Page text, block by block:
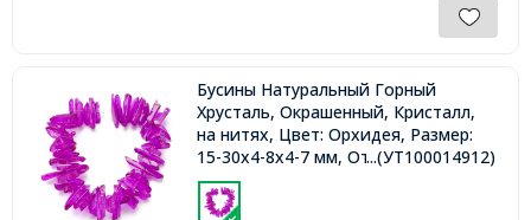
Бусины Натуральный Горный
Хрусталь, Окрашенный, Кристалл,
на нитях, Цвет: Орхидея, Размер:
15-30x4-8x4-7 мм, Отверстие 1мм,
около 18см/нить
...(УТ100014912)